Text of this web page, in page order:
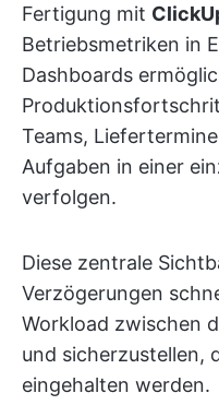
Fertigung mit
Betriebsmetriken in
Dashboards
Teams,
Aufgaben in einer
verfolgen.
Diese zentrale
Verzögerungen
Workload zwischen
und sicherzustellen,
eingehalten werden.